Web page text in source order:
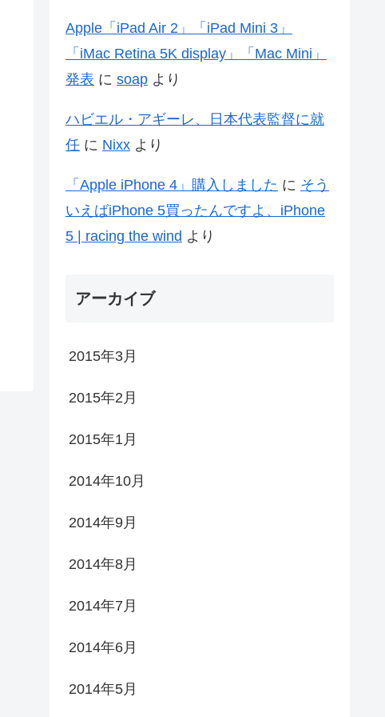
Apple「iPad Air 2」「iPad Mini 3」
「iMac Retina 5K display」「Mac Mini」
発表 に soap より
ハビエル・アギーレ、日本代表監督に就
任 に Nixx より
「Apple iPhone 4」購入しました に そう
いえばiPhone 5買ったんですよ、iPhone
5 | racing the wind より
アーカイブ
2015年3月
2015年2月
2015年1月
2014年10月
2014年9月
2014年8月
2014年7月
2014年6月
2014年5月